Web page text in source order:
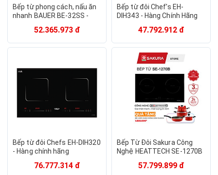
Bếp từ phong cách, nấu ăn
nhanh BAUER BE-32SS -
52.365.973 đ
Bếp từ đôi Chef's EH-
DIH343 - Hàng Chính Hãng
47.792.912 đ
Bếp từ đôi Chefs EH-DIH320
- Hàng chính hãng
76.777.314 đ
Bếp Từ Đôi Sakura Công
Nghệ HEATTECH SE-1270B
57.799.899 đ